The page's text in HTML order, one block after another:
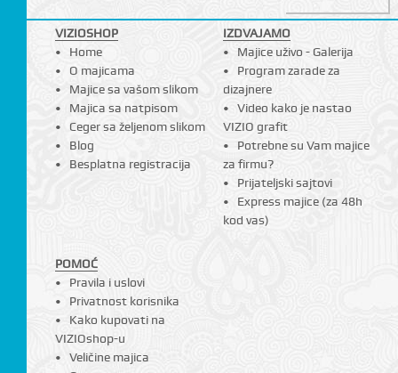
VIZIOSHOP
Home
O majicama
Majice sa vašom slikom
Majica sa natpisom
Ceger sa željenom slikom
Blog
Besplatna registracija
IZDVAJAMO
Majice uživo - Galerija
Program zarade za
dizajnere
Video kako je nastao
VIZIO grafit
Potrebne su Vam majice
za firmu?
Prijateljski sajtovi
Express majice (za 48h
kod vas)
POMOĆ
Pravila i uslovi
Privatnost korisnika
Kako kupovati na
VIZIOshop-u
Veličine majica